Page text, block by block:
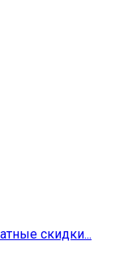
скидки...